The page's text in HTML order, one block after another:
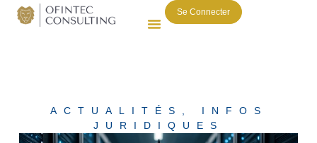
Se Connecter
ACTUALITÉS
INFOS
JURIDIQUES